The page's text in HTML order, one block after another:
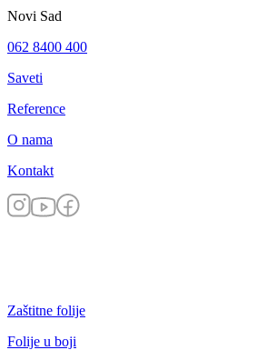
Novi Sad
062 8400 400
Saveti
Reference
O nama
Kontakt
Zaštitne folije
Folije u boji